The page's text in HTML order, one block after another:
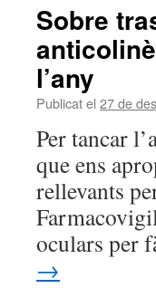
Sobre
l’any
Publicat el 27 de
Per tancar
que ens
rellevants
oculars per
→